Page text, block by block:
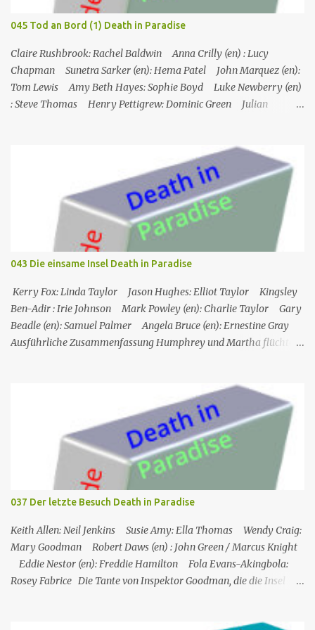
um es zu holen. Ursprung des Titels: Nachdem Ray am Auge
verletzt wurde und der Biker, mit dem er kämpft, ihm in die Nase
gebissen hat, sagt er "nettes Auge", und Ray antwortet mit "nettes
Gesicht". Ray Sho...
045 Tod an Bord (1) Death in Paradise
Claire Rushbrook: Rachel Baldwin Anna Crilly (en) : Lucy
Chapman Sunetra Sarker (en): Hema Patel John Marquez (en):
Tom Lewis Amy Beth Hayes: Sophie Boyd Luke Newberry (en)
: Steve Thomas Henry Pettigrew: Dominic Green Julian
seinem Boot aufgefunden. Der Verdacht fällt zunächst auf die
Touristen, die das Boot mit seinem Steuermann am Tag des
Mordes gemietet hatten, und dann auf eine Gruppe von Touristen,
die das Boot am nächsten Tag mieten sollten. Einziges Problem:
Die Verdächtigen sind nach England zurückgekehrt. Der
Kommandant beschließt daraufhin, sein Team (mit Ausnahme von
JP) nach London zu schicken, um die Ermittlungen mit Hilfe eines
043 Die einsame Insel Death in Paradise
Kerry Fox: Linda Taylor Jason Hughes: Elliot Taylor Kingsley
Ben-Adir : Irie Johnson Mark Powley (en): Charlie Taylor Gary
Beadle (en): Samuel Palmer Angela Bruce (en): Ernestine Gray
Ausführliche Zusammenfassung Humphrey und Martha flüchten
wird einer der Besitzer, Charlie Taylor, erstochen in seinem
Zimmer aufgefunden, aber ein vertrauenswürdiger Zeuge, da es
sich um Humphrey selbst handelt, kann bestätigen, dass zwischen
dem Zeitpunkt, als Charlie in sein Zimmer ging, und dem
Zeitpunkt, als seine Leiche gefunden wurde, niemand nach oben
gegangen ist. Humphrey nimmt Martha mit auf eine Privatinsel,
wo es ein Hotel namens Hotel Cecile gibt, das den Taylor-Brüdern
gemeinsam im Speisesa...
037 Der letzte Besuch Death in Paradise
Keith Allen: Neil Jenkins Susie Amy: Ella Thomas Wendy Craig:
Mary Goodman Robert Daws (en) : John Green / Marcus Knight
Eddie Nestor (en): Freddie Hamilton Fola Evans-Akingbola:
Rosey Fabrice Die Tante von Inspektor Goodman, die die Insel